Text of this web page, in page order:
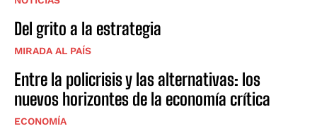
Del grito a la estrategia
MIRADA AL PAÍS
Entre la policrisis y las alternativas: los
nuevos horizontes de la economía crítica
ECONOMÍA